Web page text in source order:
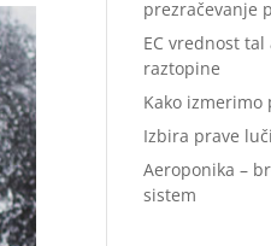
prezračevanje
EC vrednost
raztopine
Kako izmerimo
Izbira prave luči
Aeroponika –
sistem